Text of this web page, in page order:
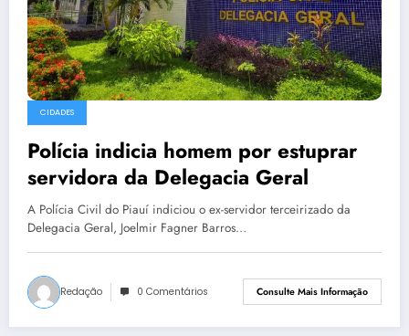
CIDADES
Polícia indicia homem por estuprar
servidora da Delegacia Geral
A Polícia Civil do Piauí indiciou o ex-servidor terceirizado da
Delegacia Geral, Joelmir Fagner Barros…
Redação 0 Comentários Consulte Mais Informação